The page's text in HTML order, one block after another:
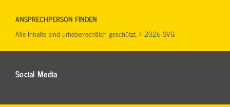
Social Media
ANSPRECHPERSON FINDEN
Alle Inhalte sind urheberrechtlich geschützt. © 2026 SVG